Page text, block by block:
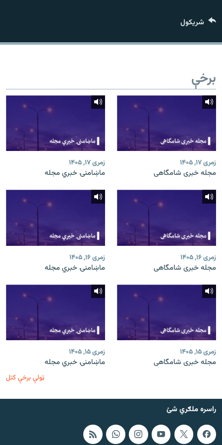
راسره ملګري شئ
د ازادې اروپا/ ازادي راډيو ټولې پاڼې
شريکول
برخې
زمری ۱۷, ۱۴۰۵
مجله خبری شامگاهی
زمری ۱۷, ۱۴۰۵
ماښامنۍ خبري مجله
زمری ۱۶, ۱۴۰۵
مجله خبری شامگاهی
زمری ۱۶, ۱۴۰۵
ماښامنۍ خبري مجله
زمری ۱۵, ۱۴۰۵
مجله خبری شامگاهی
زمری ۱۵, ۱۴۰۵
ماښامنۍ خبري مجله
ټولې برخې کتل
راسره ملګري شئ